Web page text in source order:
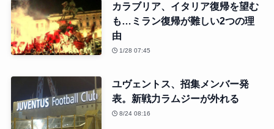
カラブリア、イタリア復帰を望む
も…ミラン復帰が難しい2つの理
由
1/28 07:45
ユヴェントス、招集メンバー発
表。新戦力ラムジーが外れる
8/24 08:16